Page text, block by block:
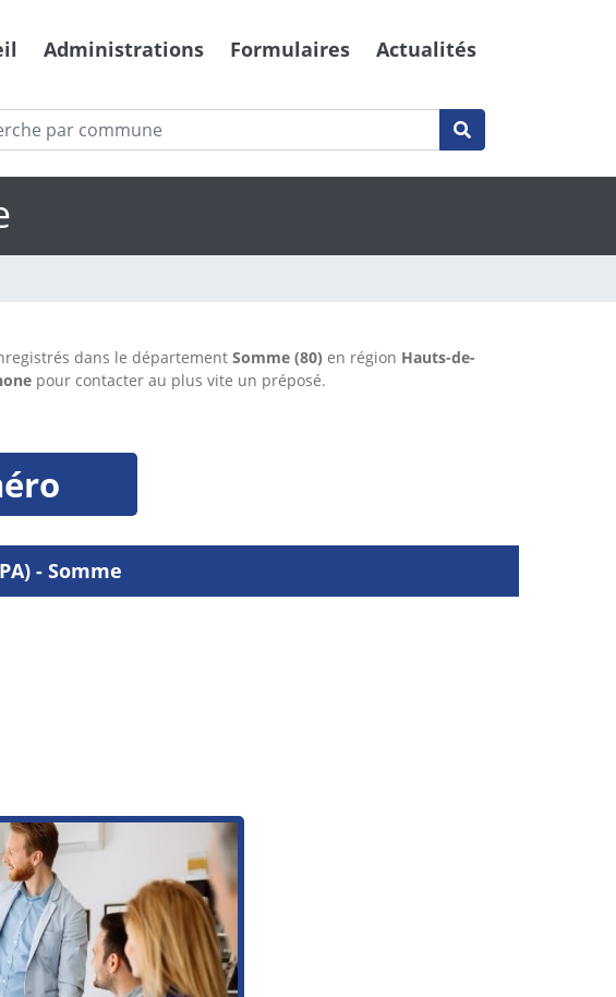
Administrations Formulaires Actualités
dans le département Somme (80) en région Hauts-de-
pour contacter au plus vite un préposé.
- Somme